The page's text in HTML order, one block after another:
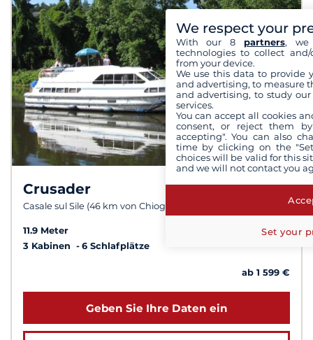
Crusader
Casale sul Sile (46 km von Chioggia)
11.9 Meter
3 Kabinen
6 Schlafplätze
ab 1 599 €
Geben Sie Ihre Daten ein
We respect your
With our 8 partners, we
technologies to collect
from your device.
We use this data to provide
and advertising, to measure
and advertising, to study
services.
You can accept all cookies
consent, or reject them
accepting". You can also
time by clicking on the
choices will be valid for this
and we will not contact you
Set your